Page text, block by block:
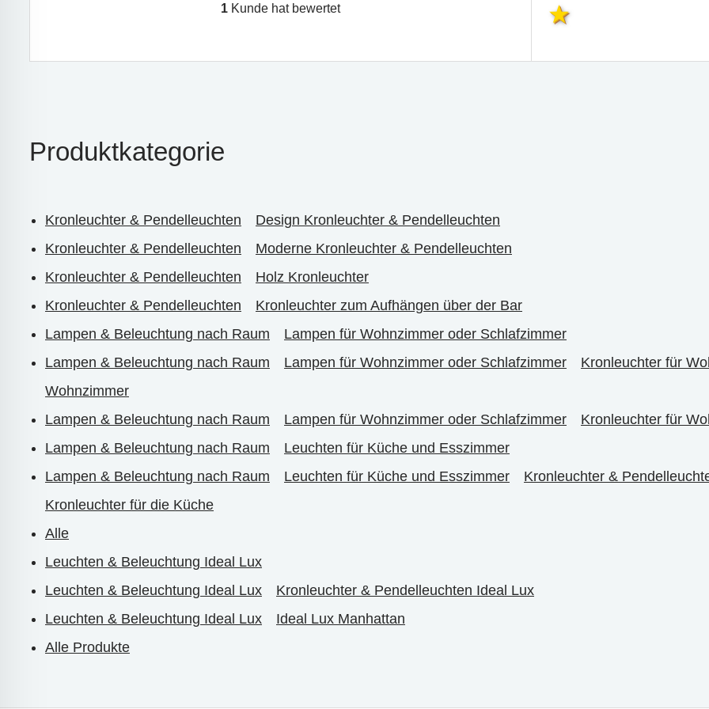
1 Kunde hat bewertet
Produktkategorie
Kronleuchter & Pendelleuchten
Design Kronleuchter & Pendelleuchten
Kronleuchter & Pendelleuchten
Moderne Kronleuchter & Pendelleuchten
Kronleuchter & Pendelleuchten
Holz Kronleuchter
Kronleuchter & Pendelleuchten
Kronleuchter zum Aufhängen über der Bar
Lampen & Beleuchtung nach Raum
Lampen für Wohnzimmer oder Schlafzimmer
Lampen & Beleuchtung nach Raum
Lampen für Wohnzimmer oder Schlafzimmer
Kronleuchter für
Wohnzimmer
Lampen & Beleuchtung nach Raum
Lampen für Wohnzimmer oder Schlafzimmer
Kronleuchter für
Lampen & Beleuchtung nach Raum
Leuchten für Küche und Esszimmer
Lampen & Beleuchtung nach Raum
Leuchten für Küche und Esszimmer
Kronleuchter &
Kronleuchter für die Küche
Alle
Leuchten & Beleuchtung Ideal Lux
Leuchten & Beleuchtung Ideal Lux
Kronleuchter & Pendelleuchten Ideal Lux
Leuchten & Beleuchtung Ideal Lux
Ideal Lux Manhattan
Alle Produkte